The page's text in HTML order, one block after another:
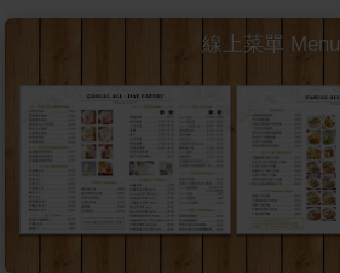
線上菜單 Menu